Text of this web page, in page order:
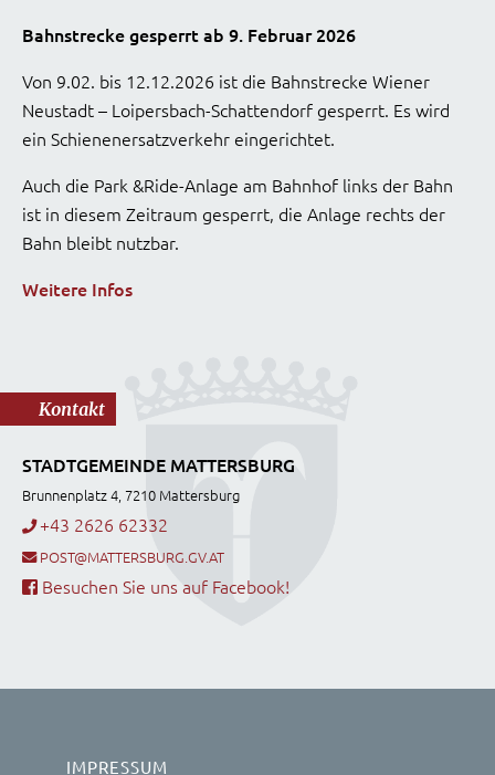
Bahnstrecke gesperrt ab 9. Februar 2026
Von 9.02. bis 12.12.2026 ist die Bahnstrecke Wiener
Neustadt – Loipersbach-Schattendorf gesperrt. Es wird
ein Schienenersatzverkehr eingerichtet.
Auch die Park &Ride-Anlage am Bahnhof links der Bahn
ist in diesem Zeitraum gesperrt, die Anlage rechts der
Bahn bleibt nutzbar.
Weitere Infos
Kontakt
STADTGEMEINDE MATTERSBURG
Brunnenplatz 4, 7210 Mattersburg
+43 2626 62332
POST@MATTERSBURG.GV.AT
Besuchen Sie uns auf Facebook!
IMPRESSUM